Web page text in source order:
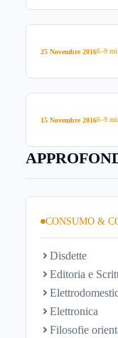
25 Novembre 20166–9
15 Novembre 20166–9
CONSUMO &
Disdette
Editoria e
Elettronica
Filosofie